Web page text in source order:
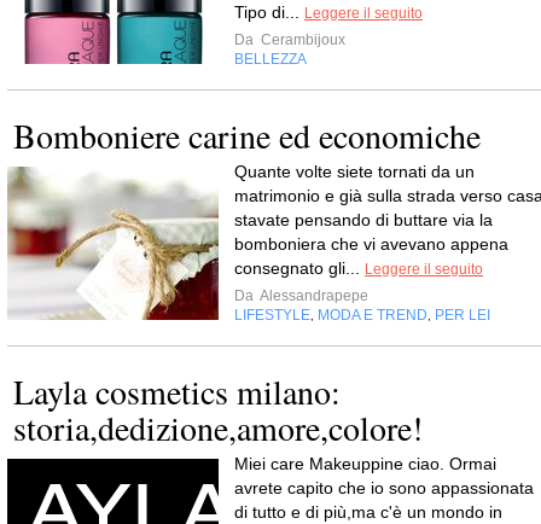
Tipo di... Leggere il seguito
Da Cerambijoux
BELLEZZA
Bomboniere carine ed economiche
Quante volte siete tornati da un
matrimonio e già sulla strada verso
stavate pensando di buttare via la
bomboniera che vi avevano appena
consegnato gli... Leggere il seguito
Da Alessandrapepe
LIFESTYLE, MODA E TREND, PER LEI
Layla cosmetics milano:
storia,dedizione,amore,colore!
Miei care Makeuppine ciao. Ormai
avrete capito che io sono appassionata
di tutto e di più,ma c'è un mondo in